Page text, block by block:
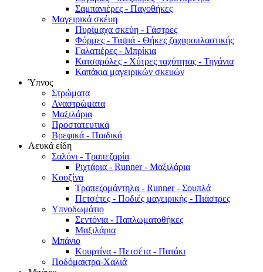
Σαμπανιέρες - Παγοθήκες
Μαγειρικά σκέυη
Πυρίμαχα σκεύη - Γάστρες
Φόρμες - Ταψιά - Θήκες ζαχαροπλαστικής
Γαλατιέρες - Μπρίκια
Κατσαρόλες - Χύτρες ταχύτητας - Τηγάνια
Καπάκια μαγειρικών σκευών
Ύπνος
Στρώματα
Αναστρώματα
Μαξιλάρια
Προστατευτικά
Βρεφικά - Παιδικά
Λευκά είδη
Σαλόνι - Τραπεζαρία
Ριχτάρια - Runner - Μαξιλάρια
Κουζίνα
Τραπεζομάντηλα - Runner - Σουπλά
Πετσέτες - Ποδιές μαγειρικής - Πιάστρες
Υπνοδωμάτιο
Σεντόνια - Παπλωματοθήκες
Μαξιλάρια
Μπάνιο
Κουρτίνα - Πετσέτα - Πατάκι
Ποδόμακτρα-Χαλιά